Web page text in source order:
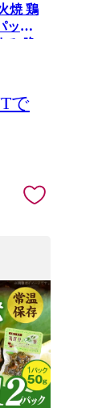
焼 鶏
ック
み 晩
豚肉
宮崎
で